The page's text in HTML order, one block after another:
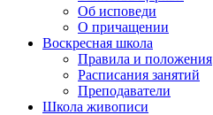
Об исповеди
О причащении
Воскресная школа
Правила и положения
Расписания занятий
Преподаватели
Школа живописи